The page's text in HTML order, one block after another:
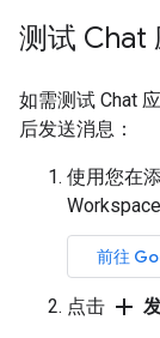
测试 Chat
如需测试 Chat
后发送消息：
使用您在
前往
点击 add